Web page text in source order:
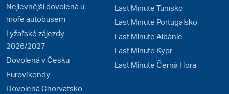
Nejlevnější dovolená u
moře autobusem
Lyžařské zájezdy
2026/2027
Dovolená v Česku
Eurovíkendy
Dovolená Chorvatsko
Last Minute Tunisko
Last Minute Portugalsko
Last Minute Albánie
Last Minute Kypr
Last Minute Černá Hora